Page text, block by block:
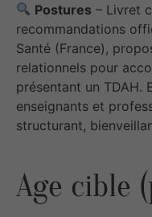
Postures – Livret
recommandations
Santé (France),
relationnels pour
présentant un TDAH.
enseignants et
structurant,
Age cible